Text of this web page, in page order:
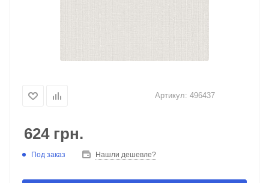
Артикул: 496437
624грн.
Под заказ Нашли дешевле?